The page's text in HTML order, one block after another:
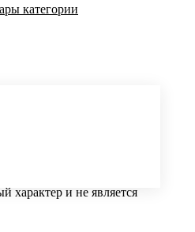
категории
характер и не является